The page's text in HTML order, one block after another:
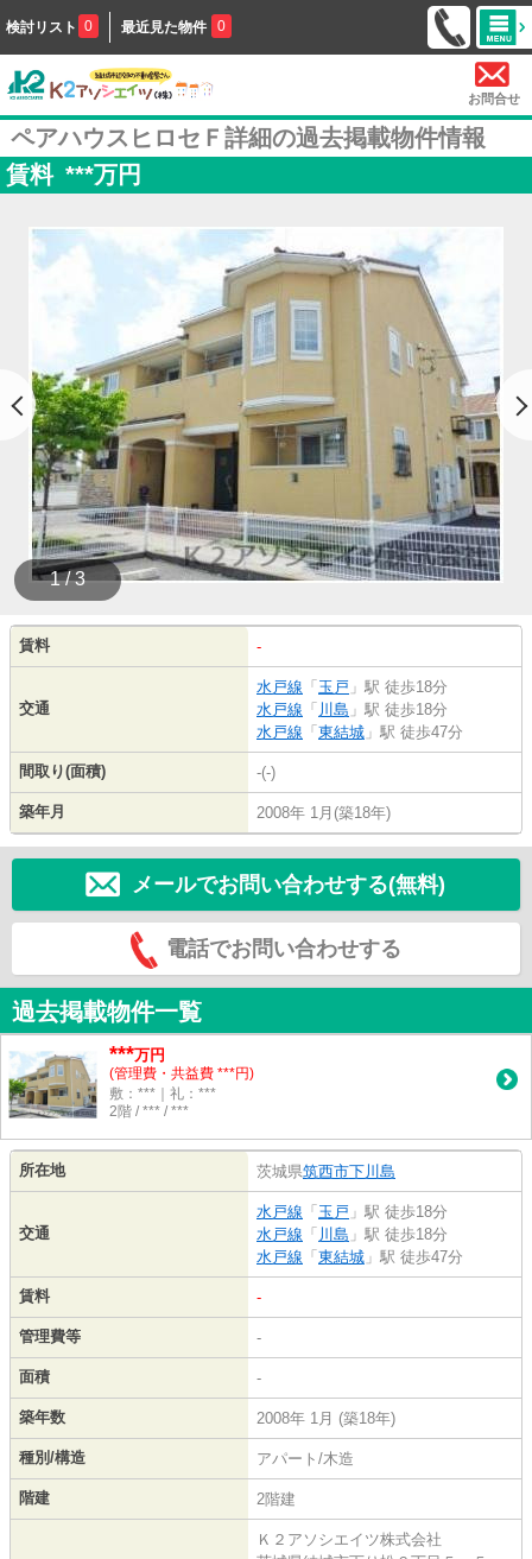
検討リスト 0 最近見た物件 0
お問合せ
ペアハウスヒロセＦ詳細の過去掲載物件情報
賃料 ***万円
1 / 3
賃料 -
交通
水戸線 「 玉戸 」駅 徒歩18分
水戸線 「 川島 」駅 徒歩18分
水戸線 「 東結城 」駅 徒歩47分
間取り(面積) -(-)
築年月 2008年 1月(築18年)
メールでお問い合わせする(無料)
電話でお問い合わせする
過去掲載物件一覧
***万円
(管理費・共益費 ***円)
敷：***｜礼：***
2階 / *** / ***
所在地 茨城県筑西市下川島
交通
水戸線 「 玉戸 」駅 徒歩18分
水戸線 「 川島 」駅 徒歩18分
水戸線 「 東結城 」駅 徒歩47分
賃料 -
管理費等 -
面積 -
築年数 2008年 1月 (築18年)
種別/構造 アパート/木造
階建 2階建
Ｋ２アソシエイツ株式会社